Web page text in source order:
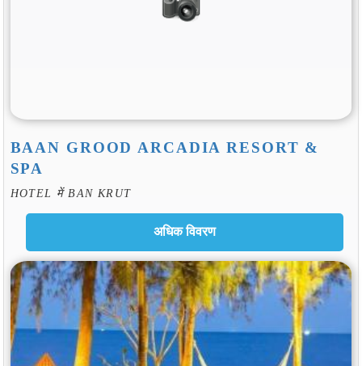
BAAN GROOD ARCADIA RESORT &
SPA
HOTEL में BAN KRUT